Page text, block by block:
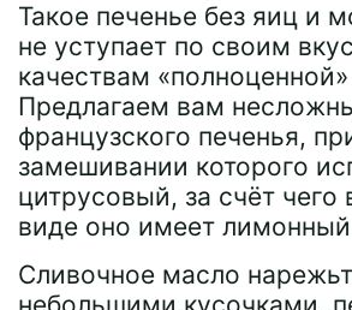
Такое печенье без яиц и
не уступает по своим
качествам
Предлагаем вам
французского печенья,
замешивании которого
цитрусовый, за счёт чего
виде оно имеет
Сливочное масло